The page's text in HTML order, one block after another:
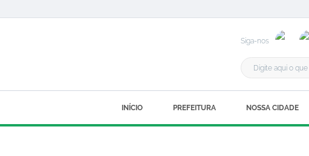
Siga-nos
INÍCIO PREFEITURA NOSSA CIDADE